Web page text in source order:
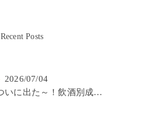
Recent Posts
2026/07/04
ついに出た～！飲酒別成婚率(IBJ)！